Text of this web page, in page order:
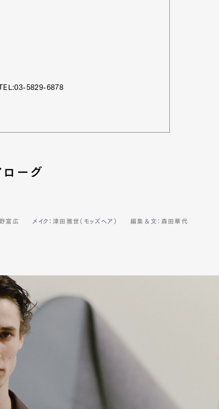
Lifestyle
Pen international
TEL:03-5829-6878
ローグ
富広 メイク：津田雅世（モッズヘア） 編集＆文：森田華代